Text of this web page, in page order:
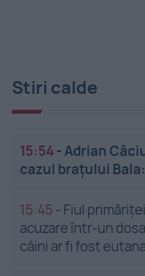
Stiri calde
15:54- Adrian
cazul brațului
15:45 - Fiul
acuzare într-un
câini ar fi fost